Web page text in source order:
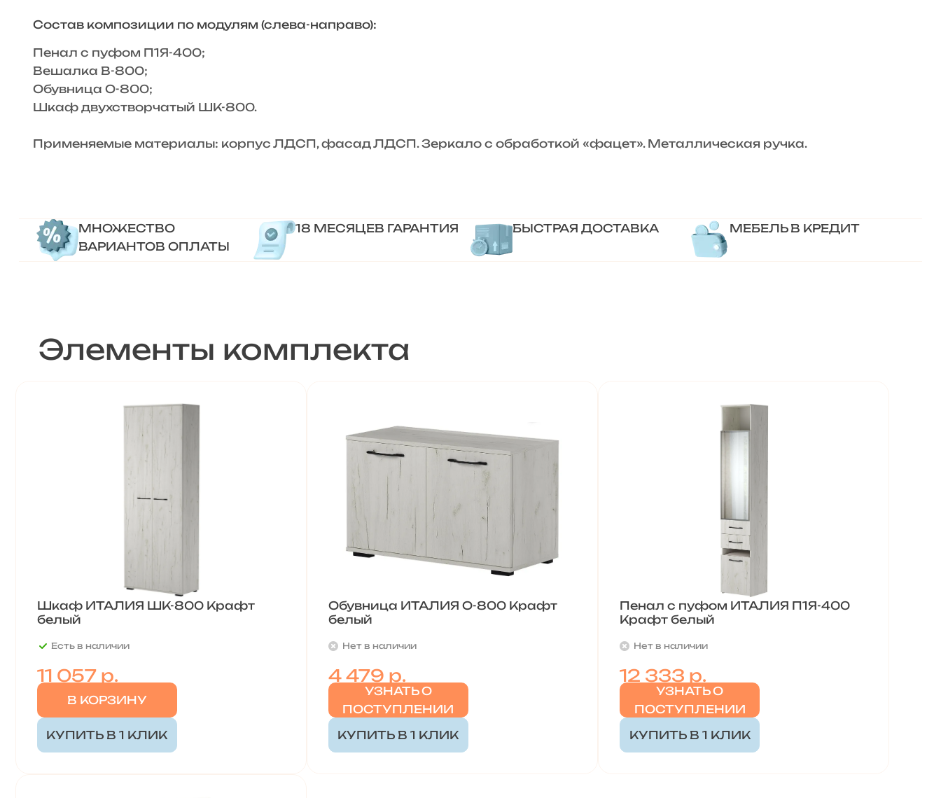
Состав композиции по модулям (слева-направо):
Пенал с пуфом П1Я-400;
Вешалка В-800;
Обувница О-800;
Шкаф двухстворчатый ШК-800.
Применяемые материалы: корпус ЛДСП, фасад ЛДСП. Зеркало с обработкой «фацет». Металлическая ручка.
МНОЖЕСТВО
ВАРИАНТОВ ОПЛАТЫ
18 МЕСЯЦЕВ ГАРАНТИЯ БЫСТРАЯ ДОСТАВКА МЕБЕЛЬ В КРЕДИТ
Элементы комплекта
Шкаф ИТАЛИЯ ШК-800 Крафт
белый
Есть в наличии
11 057 р.
В КОРЗИНУ
КУПИТЬ В 1 КЛИК
Обувница ИТАЛИЯ О-800 Крафт
белый
Нет в наличии
4 479 р.
УЗНАТЬ О
ПОСТУПЛЕНИИ
КУПИТЬ В 1 КЛИК
Пенал с пуфом ИТАЛИЯ П1Я-400
Крафт белый
Нет в наличии
12 333 р.
УЗНАТЬ О
ПОСТУПЛЕНИИ
КУПИТЬ В 1 КЛИК